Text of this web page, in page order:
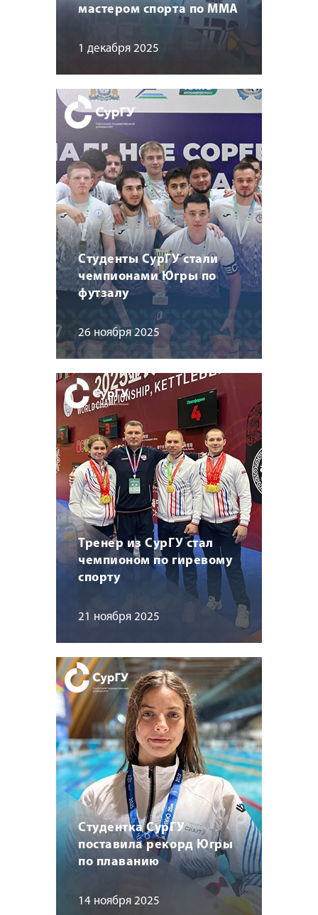
мастером спорта по MMA
1 декабря 2025
Студенты СурГУ стали
чемпионами Югры по
футзалу
26 ноября 2025
Тренер из СурГУ стал
чемпионом по гиревому
спорту
21 ноября 2025
Студентка СурГУ
поставила рекорд Югры
по плаванию
14 ноября 2025